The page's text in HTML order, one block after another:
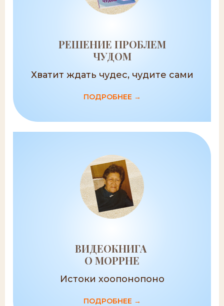
РЕШЕНИЕ ПРОБЛЕМ
ЧУДОМ
Хватит ждать чудес, чудите сами
ПОДРОБНЕЕ →
ВИДЕОКНИГА
О МОРРНЕ
Истоки хоопонопоно
ПОДРОБНЕЕ →